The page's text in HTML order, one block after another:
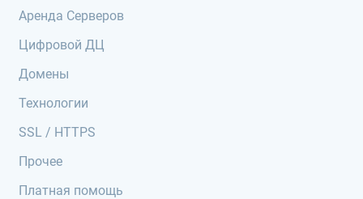
Аренда Серверов
Цифровой ДЦ
Домены
Технологии
SSL / HTTPS
Прочее
Платная помощь